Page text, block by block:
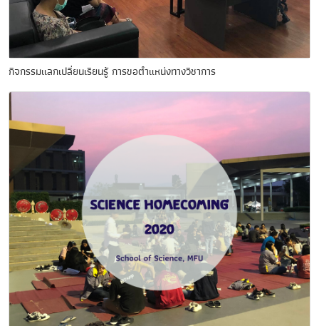
กิจกรรมแลกเปลี่ยนเรียนรู้ การขอตำแหน่งทางวิชาการ